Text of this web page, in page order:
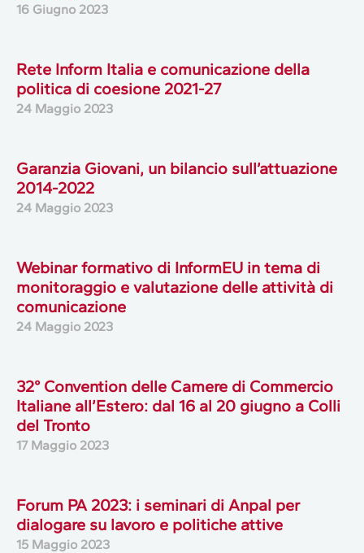
16 Giugno 2023
Rete Inform Italia e comunicazione della
politica di coesione 2021-27
24 Maggio 2023
Garanzia Giovani, un bilancio sull’attuazione
2014-2022
24 Maggio 2023
Webinar formativo di InformEU in tema di
monitoraggio e valutazione delle attività di
comunicazione
24 Maggio 2023
32° Convention delle Camere di Commercio
Italiane all’Estero: dal 16 al 20 giugno a Colli
del Tronto
17 Maggio 2023
Forum PA 2023: i seminari di Anpal per
dialogare su lavoro e politiche attive
15 Maggio 2023